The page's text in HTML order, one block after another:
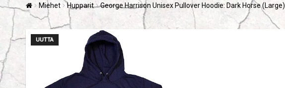
Miehet Hupparit George Harrison Unisex Pullover Hoodie: Dark Horse (Large)
UUTTA